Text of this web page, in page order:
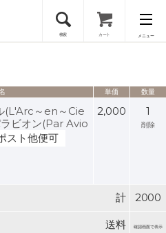
検索 カート メニュー
単価 数量
(L'Arc～en～Cie
ビオン(Par Avio
スト他便可
2,000 1
削除
計 2000
送料 確認画面で表示